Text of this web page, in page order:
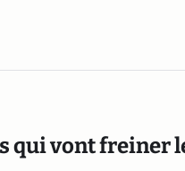
qui vont freiner